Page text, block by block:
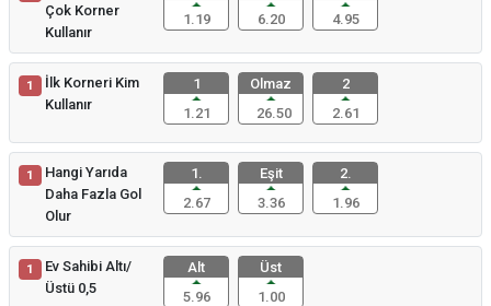
Çok Korner
Kullanır
1.19
6.20
4.95
1
İlk Korneri Kim
Kullanır
1
1.21
Olmaz
26.50
2
2.61
1
Hangi Yarıda
Daha Fazla Gol
Olur
1.
2.67
Eşit
3.36
2.
1.96
1
Ev Sahibi Altı/
Üstü 0,5
Alt
5.96
Üst
1.00